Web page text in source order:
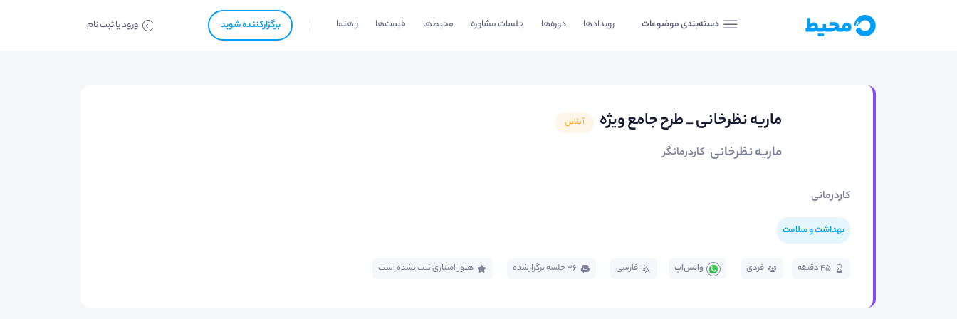
دسته‌بندی موضوعات رویدادها دوره‌ها جلسات مشاوره محیط‌ها قیمت‌ها راهنما برگزار‌‌کننده شوید ورود یا ثبت نام
ماریه نظرخانی _ طرح جامع ویژه آنلاین
ماریه نظرخانی کاردرمانگر
کاردرمانی
بهداشت و سلامت
45 دقیقه فردی واتس‌اپ فارسی 36 جلسه برگزار‌شده هنوز امتیازی ثبت نشده است